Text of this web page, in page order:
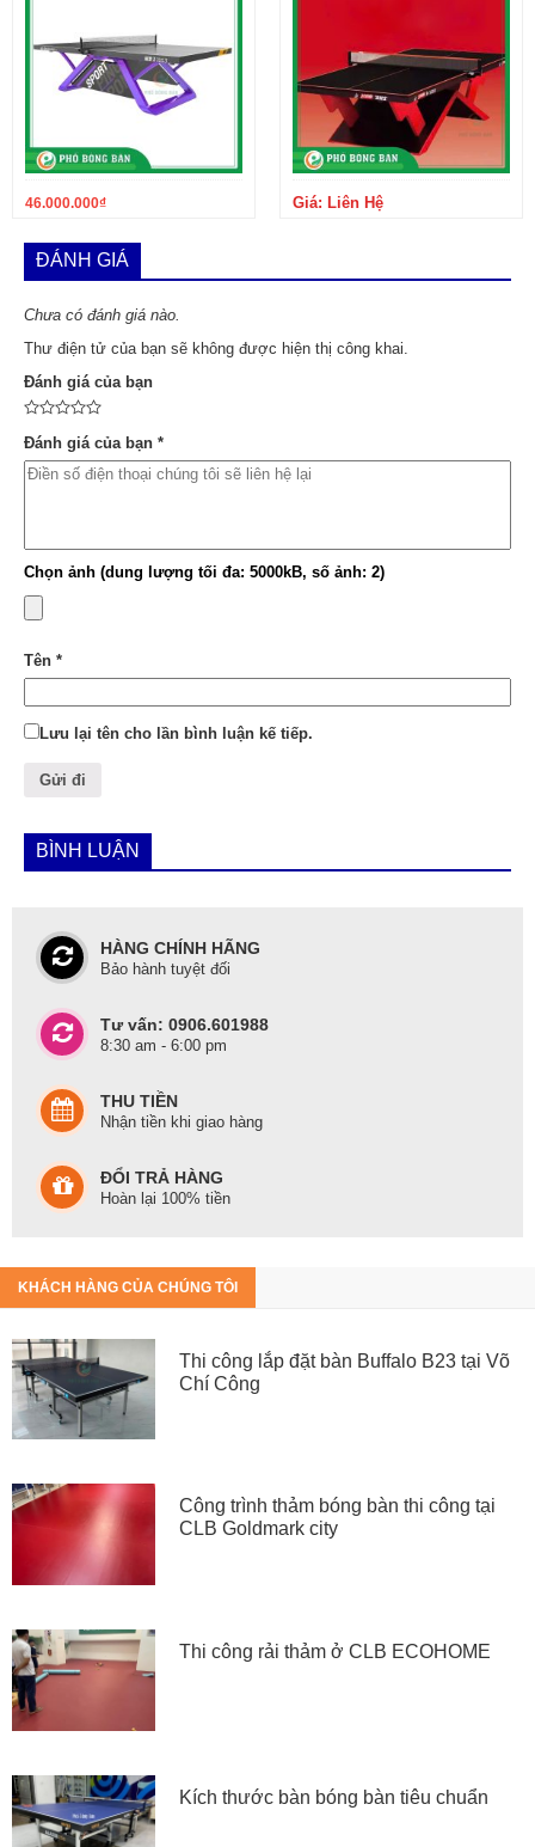
46.000.000₫ Giá: Liên Hệ
ĐÁNH GIÁ
Chưa có đánh giá nào.
Thư điện tử của bạn sẽ không được hiện thị công khai.
Đánh giá của bạn
Đánh giá của bạn *
Chọn ảnh (dung lượng tối đa: 5000kB, số ảnh: 2)
Tên *
Lưu lại tên cho lần bình luận kế tiếp.
BÌNH LUẬN
HÀNG CHÍNH HÃNG
Bảo hành tuyệt đối
Tư vấn: 0906.601988
8:30 am - 6:00 pm
THU TIỀN
Nhận tiền khi giao hàng
ĐỔI TRẢ HÀNG
Hoàn lại 100% tiền
KHÁCH HÀNG CỦA CHÚNG TÔI
Thi công lắp đặt bàn Buffalo B23 tại Võ
Chí Công
Công trình thảm bóng bàn thi công tại
CLB Goldmark city
Thi công rải thảm ở CLB ECOHOME
Kích thước bàn bóng bàn tiêu chuẩn